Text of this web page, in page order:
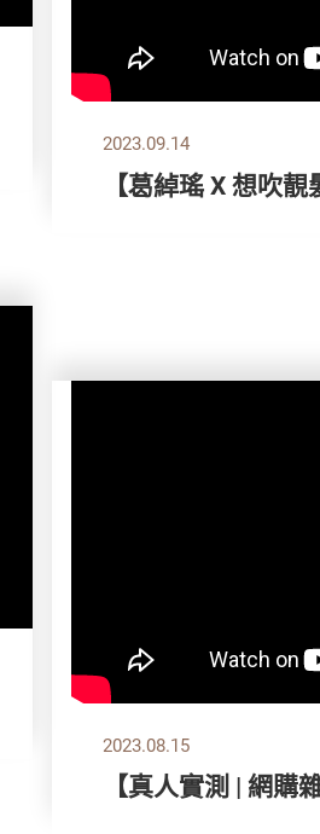
2023.09.14
【葛綽瑤 X 想吹
2023.08.15
【真人實測 | 網購